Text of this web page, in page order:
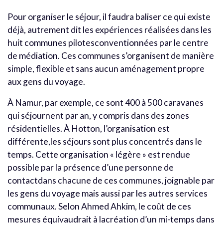
Pour organiser le séjour, il faudra baliser ce qui existe
déjà, autrement dit les expériences réalisées dans les
huit communes pilotesconventionnées par le centre
de médiation. Ces communes s’organisent de manière
simple, flexible et sans aucun aménagement propre
aux gens du voyage.
À Namur, par exemple, ce sont 400 à 500 caravanes
qui séjournent par an, y compris dans des zones
résidentielles. À Hotton, l’organisation est
différente,les séjours sont plus concentrés dans le
temps. Cette organisation « légère » est rendue
possible par la présence d’une personne de
contactdans chacune de ces communes, joignable par
les gens du voyage mais aussi par les autres services
communaux. Selon Ahmed Ahkim, le coût de ces
mesures équivaudrait à lacréation d’un mi-temps dans